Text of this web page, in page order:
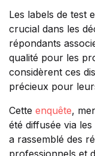
Les labels de test
crucial dans les
répondants
qualité pour les
considèrent ces
précieux pour
Cette enquête,
été diffusée via
a rassemblé des
professionnels et